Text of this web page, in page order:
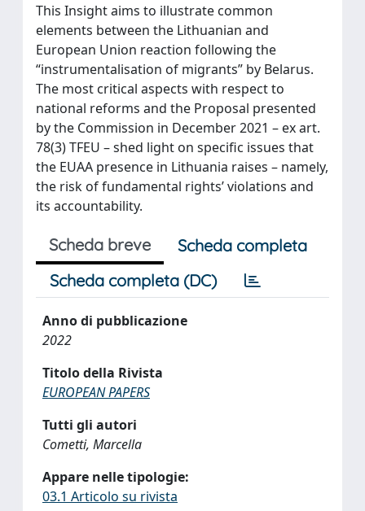
This Insight aims to illustrate common
elements between the Lithuanian and
European Union reaction following the
“instrumentalisation of migrants” by Belarus.
The most critical aspects with respect to
national reforms and the Proposal presented
by the Commission in December 2021 – ex art.
78(3) TFEU – shed light on specific issues that
the EUAA presence in Lithuania raises – namely,
the risk of fundamental rights’ violations and
its accountability.
Scheda breve
Scheda completa
Scheda completa (DC)
Anno di pubblicazione
2022
Titolo della Rivista
EUROPEAN PAPERS
Tutti gli autori
Cometti, Marcella
Appare nelle tipologie:
03.1 Articolo su rivista